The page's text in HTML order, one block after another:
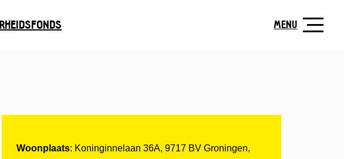
MENU
Woonplaats: Koninginnelaan 36A, 9717 BV Groningen,